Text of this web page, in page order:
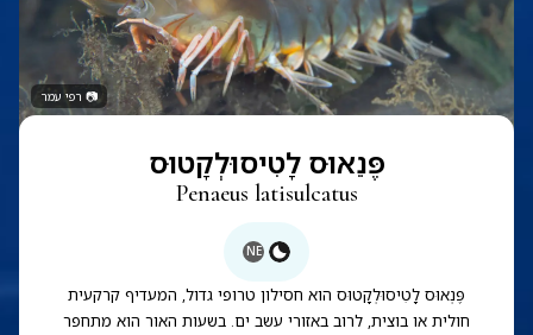
📷 רפי עמר
פֶּנֵאוּס לָטִיסוּלְקָטוּס
Penaeus latisulcatus
NE
פֶּנְאוּס לָטִיסוּלְקָטוּס הוא חסילון טרופי גדול, המעדיף קרקעית
חולית או בוצית, לרוב באזורי עשב ים. בשעות האור הוא מתחפר